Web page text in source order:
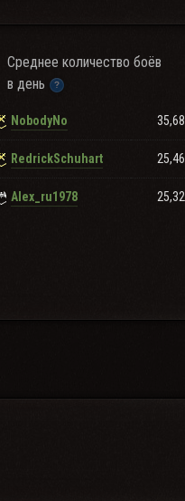
Среднее количество боёв
в день
NobodyNo 35,68
RedrickSchuhart 25,46
Alex_ru1978 25,32